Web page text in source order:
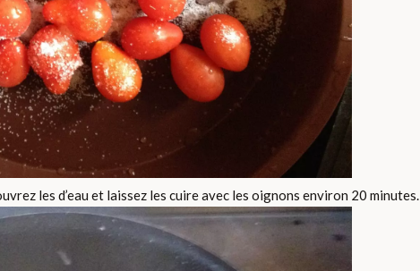
les d’eau et laissez les cuire avec les oignons environ 20 minutes.